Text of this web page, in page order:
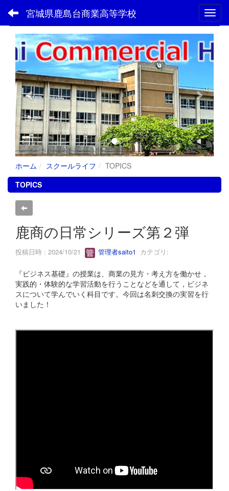
宮城県鹿島台商業高等学校
フォトアルバム
p
r
v
i
o
u
s
n
e
ホーム スクールライフ
TOPICS
TOPICS
鹿商の日常シリーズ第２弾
投稿日時 : 2024/10/21 管理者saito1 カテゴリ:
『ビジネス基礎』の授業は、商業の見方・考え方を働かせ，
実践的・体験的な学習活動を行うことなどを通して，ビジネ
スについて学んでいく科目です。今回は名刺交換の実習を行
いました！